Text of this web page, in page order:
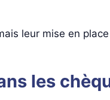
leur mise en
les